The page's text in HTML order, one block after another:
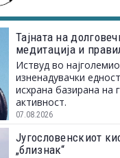
Тајната на
медитација и
Иствуд во
изненадувачки
исхрана базирана на
активност.
07.08.2026
Југословенскиот
„близнак“